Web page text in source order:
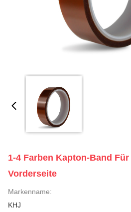
1-4 Farben Kapton-Band
Vorderseite
Markenname:
KHJ